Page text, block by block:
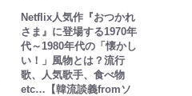
Netflix人気作『おつかれ
さま』に登場する1970年
代～1980年代の「懐かし
い！」風物とは？流行
歌、人気歌手、食べ物
etc…【韓流談義fromソ